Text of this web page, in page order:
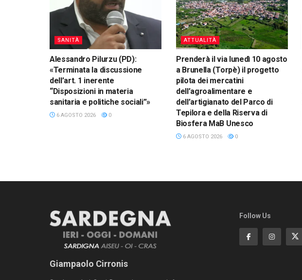
SANITÀ
Alessandro Pilurzu (PD):
«Terminata la discussione
dell’art. 1 inerente
“Disposizioni in materia
sanitaria e politiche sociali”»
6 AGOSTO 2026 0
ATTUALITÀ
Prenderà il via lunedì 10 agosto
a Brunella (Torpè) il progetto
pilota dei mercatini
dell’agroalimentare e
dell’artigianato del Parco di
Tepilora e della Riserva di
Biosfera MaB Unesco
6 AGOSTO 2026 0
Giampaolo Cirronis
Follow Us